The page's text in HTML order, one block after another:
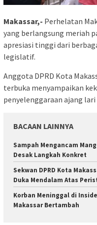
Makassar,- Perhelatan
yang berlangsung meriah
apresiasi tinggi dari
legislatif.
Anggota DPRD Kota
terbuka menyampaikan
penyelenggaraan ajang
BACAAN LAINNYA
Sampah Mengancam
Desak Langkah Konkret
Sekwan DPRD Kota
Duka Mendalam Atas
Korban Meninggal di
Makassar Bertambah